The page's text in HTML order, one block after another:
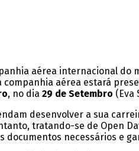
aérea internacional
companhia aérea estará
, no dia 29 de Setembro (Eva
desenvolver a sua
tratando-se de Open
documentos necessários e